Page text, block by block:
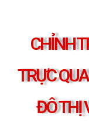
CHỈNH
TRỰC
ĐÔ THỊ